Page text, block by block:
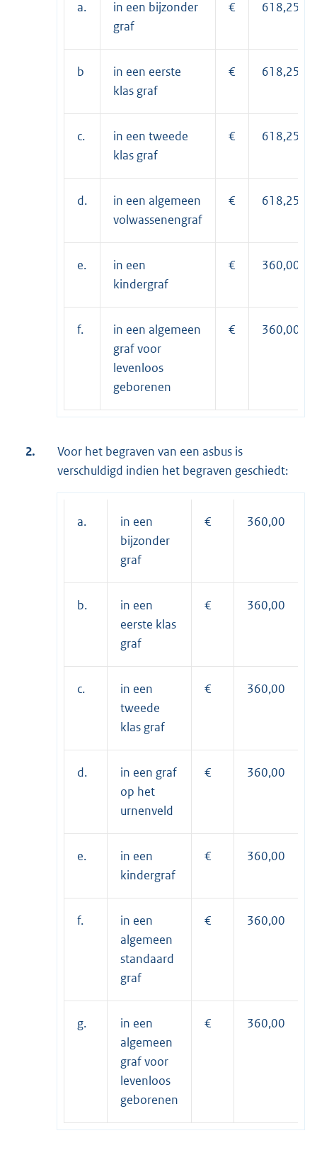
a.
in een bijzonder
graf
€ 618,25
b
in een eerste
klas graf
€ 618,25
c.
in een tweede
klas graf
€ 618,25
d.
in een algemeen
volwassenengraf
€ 618,25
e.
in een
kindergraf
€ 360,00
f.
in een algemeen
graf voor
levenloos
geborenen
€ 360,00
2.
Voor het begraven van een asbus is
verschuldigd indien het begraven geschiedt:
a.
in een
bijzonder
graf
€ 360,00
b.
in een
eerste klas
graf
€ 360,00
c.
in een
tweede
klas graf
€ 360,00
d.
in een graf
op het
urnenveld
€ 360,00
e.
in een
kindergraf
€ 360,00
f.
in een
algemeen
standaard
graf
€ 360,00
g.
in een
algemeen
graf voor
levenloos
geborenen
€ 360,00